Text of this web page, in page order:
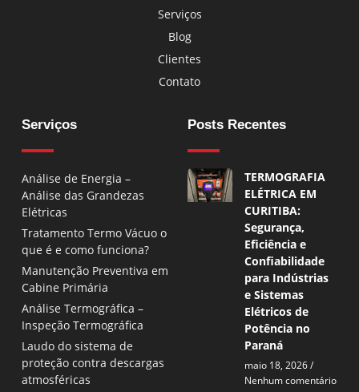
Serviços
Blog
Clientes
Contato
Serviços
Análise de Energia –
Análise das Grandezas
Elétricas
Tratamento Termo Vácuo o
que é e como funciona?
Manutenção Preventiva em
Cabine Primária
Análise Termográfica –
Inspeção Termográfica
Laudo do sistema de
proteção contra descargas
atmosféricas
Posts Recentes
TERMOGRAFIA
ELÉTRICA EM
CURITIBA:
Segurança,
Eficiência e
Confiabilidade
para Indústrias
e Sistemas
Elétricos de
Potência no
Paraná
maio 18, 2026
Nenhum comentário